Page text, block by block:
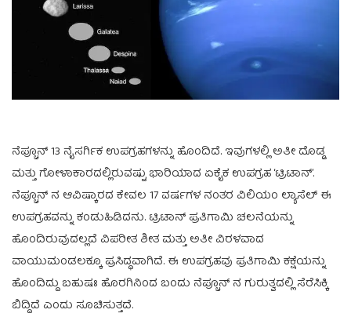
ನೆಪ್ಚೂನ್ 13 ನೈಸರ್ಗಿಕ ಉಪಗ್ರಹಗಳನ್ನು ಹೊಂದಿದೆ. ಇವುಗಳಲ್ಲಿ ಅತೀ ದೊಡ್ಡ
ಮತ್ತು ಗೋಳಾಕಾರದಲ್ಲಿರುವಷ್ಟು ಭಾರಿಯಾದ ಏಕೈಕ ಉಪಗ್ರಹ ‘ಟ್ರಿಟಾನ್’.
ನೆಪ್ಚೂನ್ ನ ಆವಿಷ್ಕಾರದ ಕೇವಲ 17 ವರ್ಷಗಳ ನಂತರ ವಿಲಿಯಂ ಲ್ಯಾಸೆಲ್ ಈ
ಉಪಗ್ರಹವನ್ನು ಕಂಡುಹಿಡಿದನು. ಟ್ರಿಟಾನ್ ಪ್ರತಿಗಾಮಿ ಚಲನೆಯನ್ನು
ಹೊಂದಿರುವುದಲ್ಲದೆ ವಿಪರೀತ ಶೀತ ಮತ್ತು ಅತೀ ವಿರಳವಾದ
ವಾಯುಮಂಡಲಕ್ಕೂ ಪ್ರಸಿದ್ಧವಾಗಿದೆ. ಈ ಉಪಗ್ರಹವು ಪ್ರತಿಗಾಮಿ ಕಕ್ಷೆಯನ್ನು
ಹೊಂದಿದ್ದು ಬಹುಷಃ ಹೊರಗಿನಿಂದ ಬಂದು ನೆಪ್ಚೂನ್ ನ ಗುರುತ್ವದಲ್ಲಿ ಸೆರೆಸಿಕ್ಕಿ
ಬಿದ್ದಿದೆ ಎಂದು ಸೂಚಿಸುತ್ತದೆ.